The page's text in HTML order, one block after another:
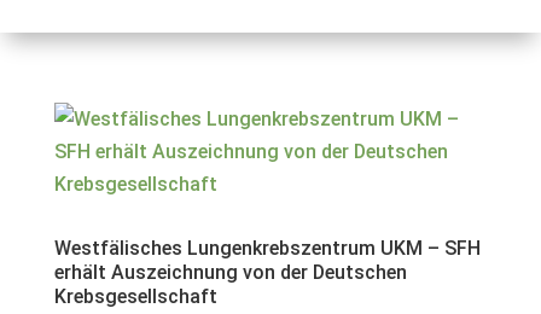
Westfälisches Lungenkrebszentrum UKM – SFH
erhält Auszeichnung von der Deutschen
Krebsgesellschaft